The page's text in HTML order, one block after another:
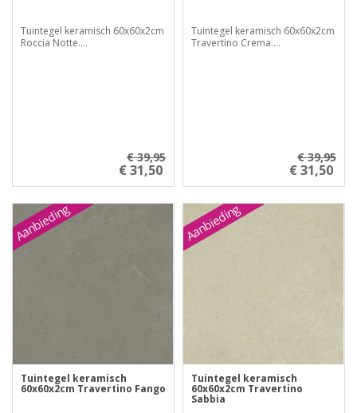
Tuintegel keramisch 60x60x2cm
Roccia Notte....
€ 39,95
€ 31,50
Tuintegel keramisch 60x60x2cm
Travertino Crema....
€ 39,95
€ 31,50
Aanbieding
Tuintegel keramisch
60x60x2cm Travertino Fango
Aanbieding
Tuintegel keramisch
60x60x2cm Travertino
Sabbia